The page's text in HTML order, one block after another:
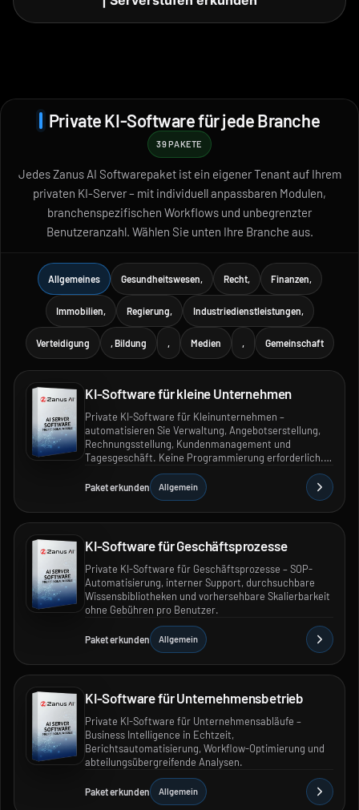
Private KI-Software für jede Branche
39 PAKETE
Jedes Zanus AI Softwarepaket ist ein eigener Tenant auf Ihrem
privaten KI-Server – mit individuell anpassbaren Modulen,
branchenspezifischen Workflows und unbegrenzter
Benutzeranzahl. Wählen Sie unten Ihre Branche aus.
Allgemeines Gesundheitswesen, Recht, Finanzen,
Immobilien, Regierung, Industriedienstleistungen,
Verteidigung , Bildung Medien Gemeinschaft
KI-Software für kleine Unternehmen
Private KI-Software für Kleinunternehmen –
automatisieren Sie Verwaltung, Angebotserstellung,
Rechnungsstellung, Kundenmanagement und
Tagesgeschäft. Keine Programmierung erforderlich.
Unbegrenzte Nutzerzahl. Sofort einsatzbereit.
Paket erkunden Allgemein
KI-Software für Geschäftsprozesse
Private KI-Software für Geschäftsprozesse – SOP-
Automatisierung, interner Support, durchsuchbare
Wissensbibliotheken und vorhersehbare Skalierbarkeit
ohne Gebühren pro Benutzer.
Paket erkunden Allgemein
KI-Software für Unternehmensbetrieb
Private KI-Software für Unternehmensabläufe –
Business Intelligence in Echtzeit,
Berichtsautomatisierung, Workflow-Optimierung und
abteilungsübergreifende Analysen.
Paket erkunden Allgemein